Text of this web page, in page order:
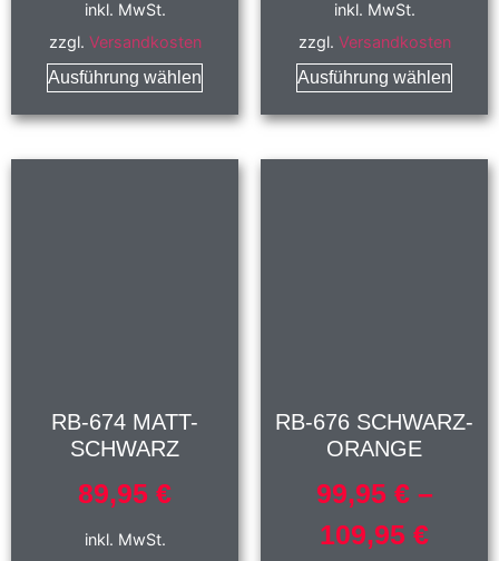
inkl. MwSt.
zzgl. Versandkosten
Ausführung wählen
inkl. MwSt.
zzgl. Versandkosten
Ausführung wählen
RB-674 MATT-
SCHWARZ
89,95 €
inkl. MwSt.
RB-676 SCHWARZ-
ORANGE
99,95 €–
109,95 €